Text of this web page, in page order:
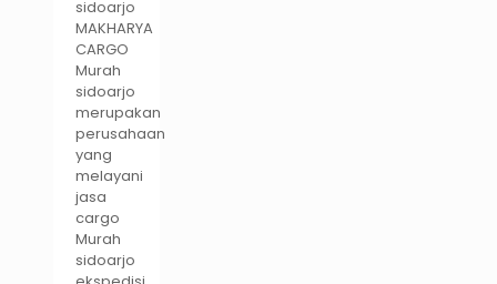
sidoarjo
MAKHARYA
CARGO
Murah
sidoarjo
merupakan
perusahaan
yang
melayani
jasa
cargo
Murah
sidoarjo